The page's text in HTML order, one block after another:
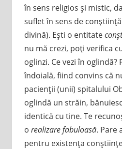
în sens religios şi mistic,
suflet în sens de
divină). Eşti o entitate
nu mă crezi, poţi verifica
oglinzi. Ce vezi în oglindă?
îndoială, fiind convins că
pacienţii (unii) spitalului
oglindă un străin,
identică cu tine. Te
o realizare fabuloasă. Pare
pentru existenţa